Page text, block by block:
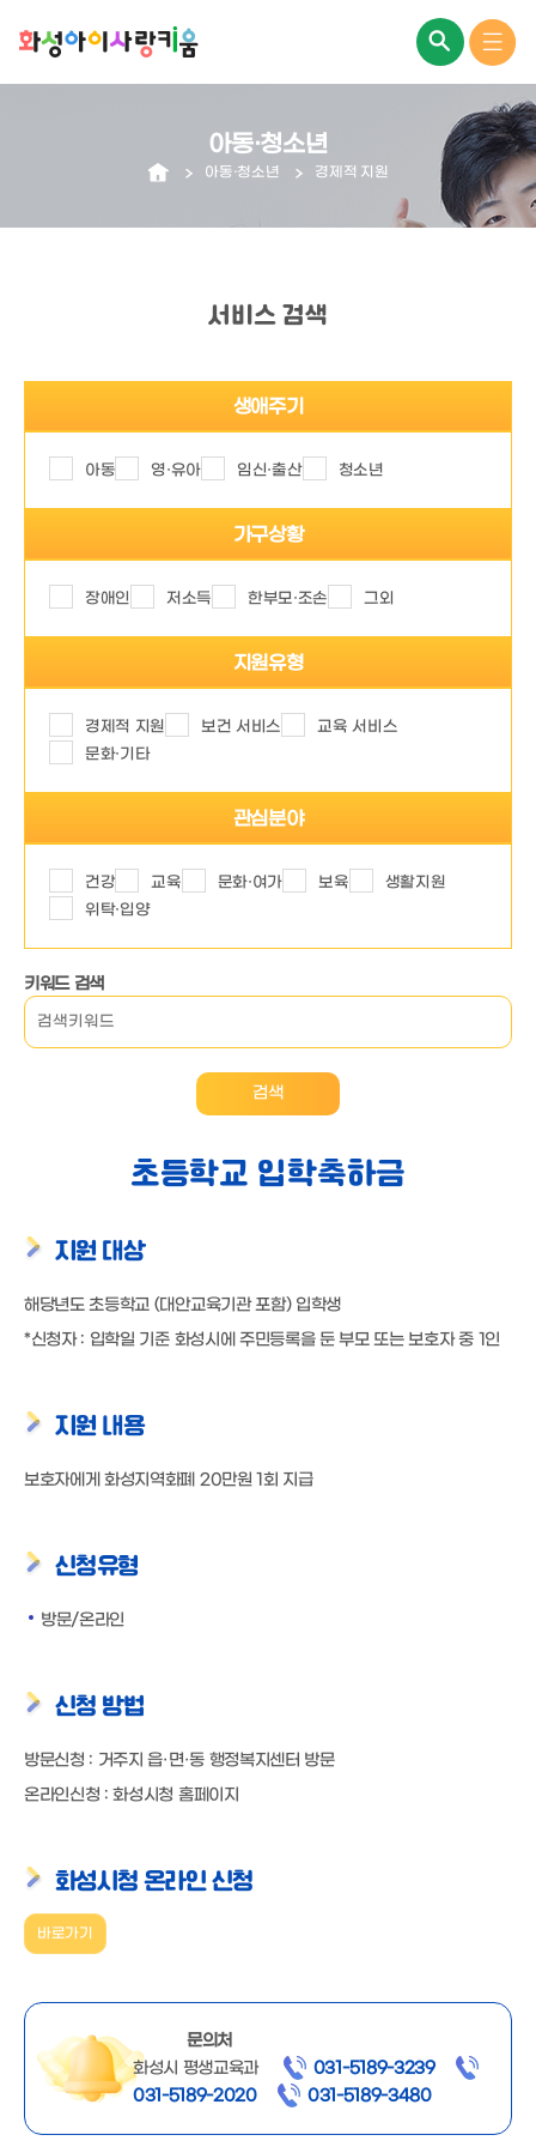
아동·청소년
아동·청소년 경제적 지원
서비스 검색
생애주기
아동 영·유아 임신·출산 청소년
가구상황
장애인 저소득 한부모·조손 그외
지원유형
경제적 지원 보건 서비스
교육 서비스
문화·기타
관심분야
건강 교육 문화·여가 보육
생활지원
위탁·입양
키워드 검색
검색
초등학교 입학축하금
지원 대상
해당년도 초등학교 (대안교육기관 포함) 입학생
*신청자 : 입학일 기준 화성시에 주민등록을 둔 부모 또는 보호자 중 1인
지원 내용
보호자에게 화성지역화폐 20만원 1회 지급
신청유형
방문/온라인
신청 방법
방문신청 : 거주지 읍·면·동 행정복지센터 방문
온라인신청 : 화성시청 홈페이지
화성시청 온라인 신청
바로가기
문의처
화성시 평생교육과
031-5189-3239
031-5189-2020
031-5189-3480